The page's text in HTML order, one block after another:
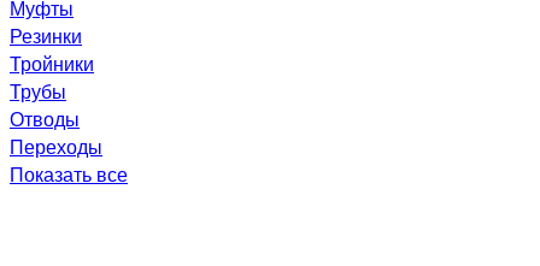
Муфты
Резинки
Тройники
Трубы
Отводы
Переходы
Показать все